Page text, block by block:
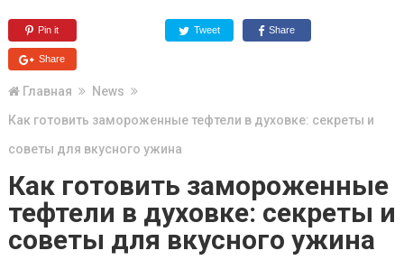
Pin it Tweet Share
Share
Главная
News
Как готовить замороженные тефтели в духовке: секреты и
советы для вкусного ужина
Как готовить замороженные
тефтели в духовке: секреты и
советы для вкусного ужина